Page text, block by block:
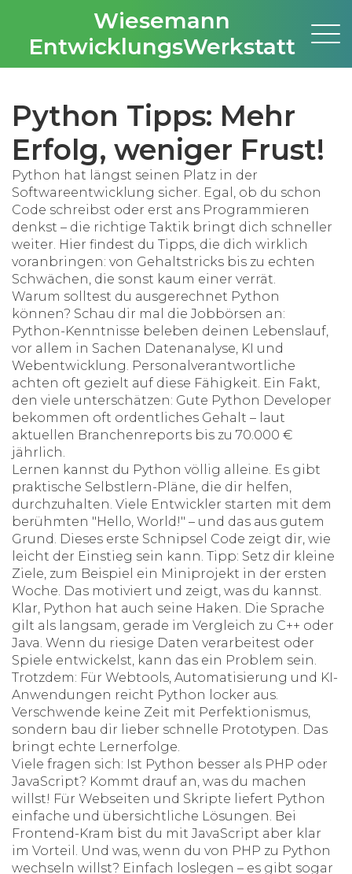
Wiesemann
EntwicklungsWerkstatt
Python Tipps: Mehr
Erfolg, weniger Frust!
Python hat längst seinen Platz in der
Softwareentwicklung sicher. Egal, ob du schon
Code schreibst oder erst ans Programmieren
denkst – die richtige Taktik bringt dich schneller
weiter. Hier findest du Tipps, die dich wirklich
voranbringen: von Gehaltstricks bis zu echten
Schwächen, die sonst kaum einer verrät.
Warum solltest du ausgerechnet Python
können? Schau dir mal die Jobbörsen an:
Python-Kenntnisse beleben deinen Lebenslauf,
vor allem in Sachen Datenanalyse, KI und
Webentwicklung. Personalverantwortliche
achten oft gezielt auf diese Fähigkeit. Ein Fakt,
den viele unterschätzen: Gute Python Developer
bekommen oft ordentliches Gehalt – laut
aktuellen Branchenreports bis zu 70.000 €
jährlich.
Lernen kannst du Python völlig alleine. Es gibt
praktische Selbstlern-Pläne, die dir helfen,
durchzuhalten. Viele Entwickler starten mit dem
berühmten "Hello, World!" – und das aus gutem
Grund. Dieses erste Schnipsel Code zeigt dir, wie
leicht der Einstieg sein kann. Tipp: Setz dir kleine
Ziele, zum Beispiel ein Miniprojekt in der ersten
Woche. Das motiviert und zeigt, was du kannst.
Klar, Python hat auch seine Haken. Die Sprache
gilt als langsam, gerade im Vergleich zu C++ oder
Java. Wenn du riesige Daten verarbeitest oder
Spiele entwickelst, kann das ein Problem sein.
Trotzdem: Für Webtools, Automatisierung und KI-
Anwendungen reicht Python locker aus.
Verschwende keine Zeit mit Perfektionismus,
sondern bau dir lieber schnelle Prototypen. Das
bringt echte Lernerfolge.
Viele fragen sich: Ist Python besser als PHP oder
JavaScript? Kommt drauf an, was du machen
willst! Für Webseiten und Skripte liefert Python
einfache und übersichtliche Lösungen. Bei
Frontend-Kram bist du mit JavaScript aber klar
im Vorteil. Und was, wenn du von PHP zu Python
wechseln willst? Einfach loslegen – es gibt sogar